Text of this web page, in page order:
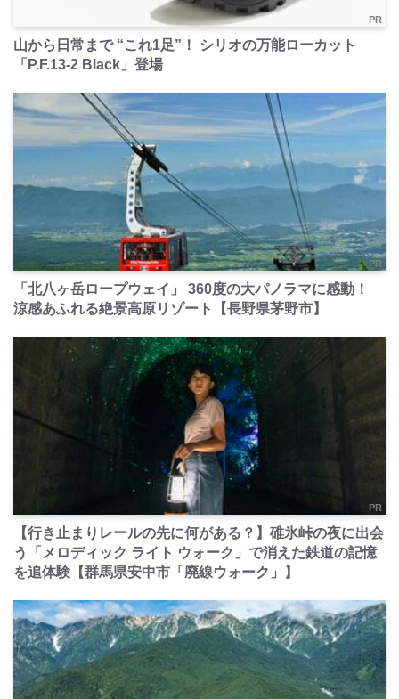
PR
山から日常まで “これ1足”！ シリオの万能ローカット
「P.F.13-2 Black」登場
PR
「北八ヶ岳ロープウェイ」 360度の大パノラマに感動！
涼感あふれる絶景高原リゾート【長野県茅野市】
PR
【行き止まりレールの先に何がある？】碓氷峠の夜に出会
う「メロディック ライト ウォーク」で消えた鉄道の記憶
を追体験【群馬県安中市「廃線ウォーク」】